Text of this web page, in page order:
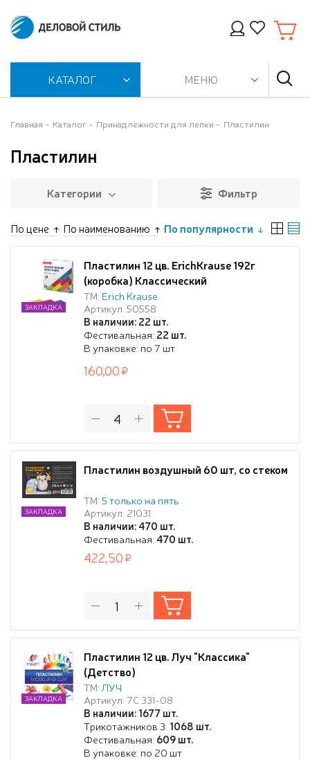
КАТАЛОГ МЕНЮ
Главная Каталог Принадлежности для лепки Пластилин
Пластилин
Категории Фильтр
По цене По наименованию По популярности
Пластилин 12 цв. ErichKrause 192г
(коробка) Классический
ТМ: Erich Krause
Артикул: 50558
В наличии: 22 шт.
Фестивальная: 22 шт.
В упаковке: по 7 шт
ЗАКЛАДКА
160,00
Пластилин воздушный 60 шт, со стеком
ТМ:5 только на пять
Артикул: 21031
В наличии: 470 шт.
Фестивальная: 470 шт.
ЗАКЛАДКА
422,50
Пластилин 12 цв. Луч "Классика"
(Детство)
ТМ:ЛУЧ
Артикул: 7С 331-08
В наличии: 1677 шт.
Трикотажников 3: 1068 шт.
Фестивальная: 609 шт.
В упаковке: по 20 шт
ЗАКЛАДКА